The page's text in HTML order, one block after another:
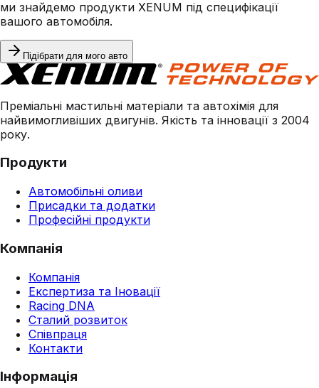
ми знайдемо продукти XENUM під специфікації
вашого автомобіля.
Підібрати для мого авто
Преміальні мастильні матеріали та автохімія для
найвимогливіших двигунів. Якість та інновації з 2004
року.
Продукти
Автомобільні оливи
Присадки та додатки
Професійні продукти
Компанія
Компанія
Експертиза та Іновації
Racing DNA
Сталий розвиток
Співпраця
Контакти
Інформація